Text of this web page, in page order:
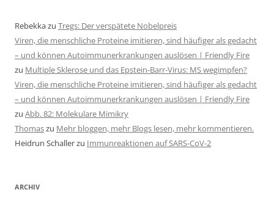
Rebekkazu Tregs: Der verspätete Nobelpreis
Viren, die menschliche Proteine imitieren, sind häufiger als gedacht
– und können Autoimmunerkrankungen auslösen | Friendly Fire
zu Multiple Sklerose und das Epstein-Barr-Virus: MS wegimpfen?
Viren, die menschliche Proteine imitieren, sind häufiger als gedacht
– und können Autoimmunerkrankungen auslösen | Friendly Fire
zu Abb. 82: Molekulare Mimikry
Thomaszu Mehr bloggen, mehr Blogs lesen, mehr kommentieren.
Heidrun Schallerzu Immunreaktionen auf SARS-CoV-2
ARCHIV